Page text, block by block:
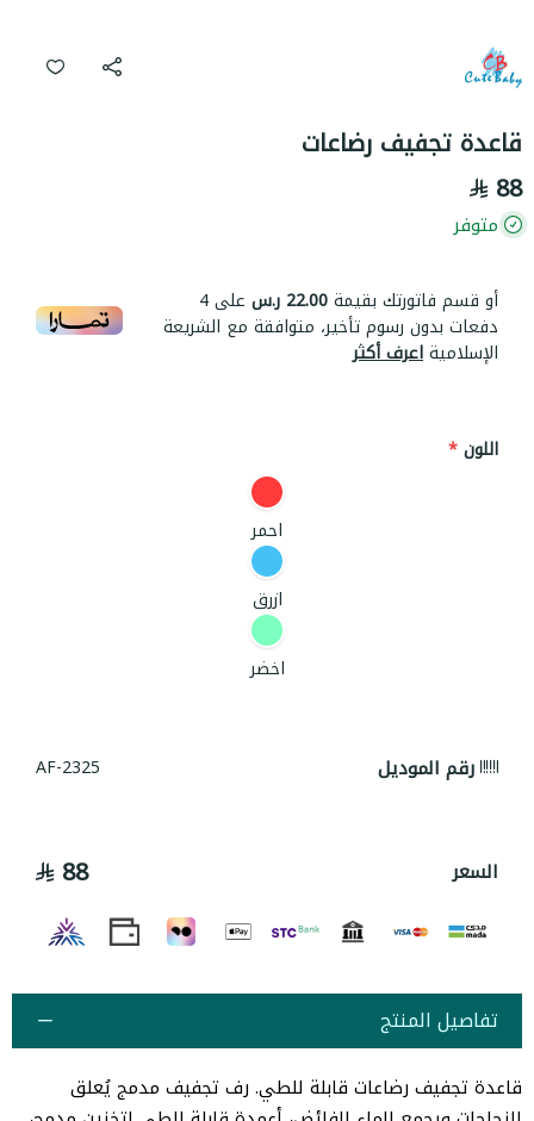
قاعدة تجفيف رضاعات
88
متوفر
أو قسم فاتورتك بقيمة22.00 ر.س على4
دفعات بدون رسوم تأخير، متوافقة مع الشريعة
الإسلاميةاعرف أكثر
اللون*
احمر
ازرق
اخضر
رقم الموديل AF-2325
السعر 88
تفاصيل المنتج
قاعدة تجفيف رضاعات قابلة للطي. رف تجفيف مدمج يُعلق